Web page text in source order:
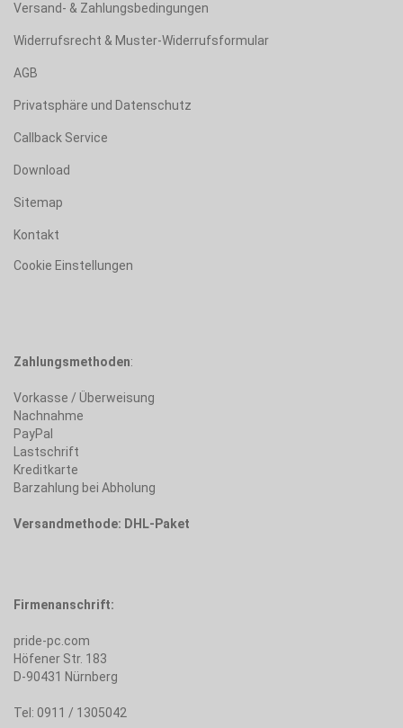
Versand- & Zahlungsbedingungen
Widerrufsrecht & Muster-Widerrufsformular
AGB
Privatsphäre und Datenschutz
Callback Service
Download
Sitemap
Kontakt
Cookie Einstellungen
Zahlungsmethoden:
Vorkasse / Überweisung
Nachnahme
PayPal
Lastschrift
Kreditkarte
Barzahlung bei Abholung
Versandmethode: DHL-Paket
Firmenanschrift:
pride-pc.com
Höfener Str. 183
D-90431 Nürnberg
Tel: 0911 / 1305042